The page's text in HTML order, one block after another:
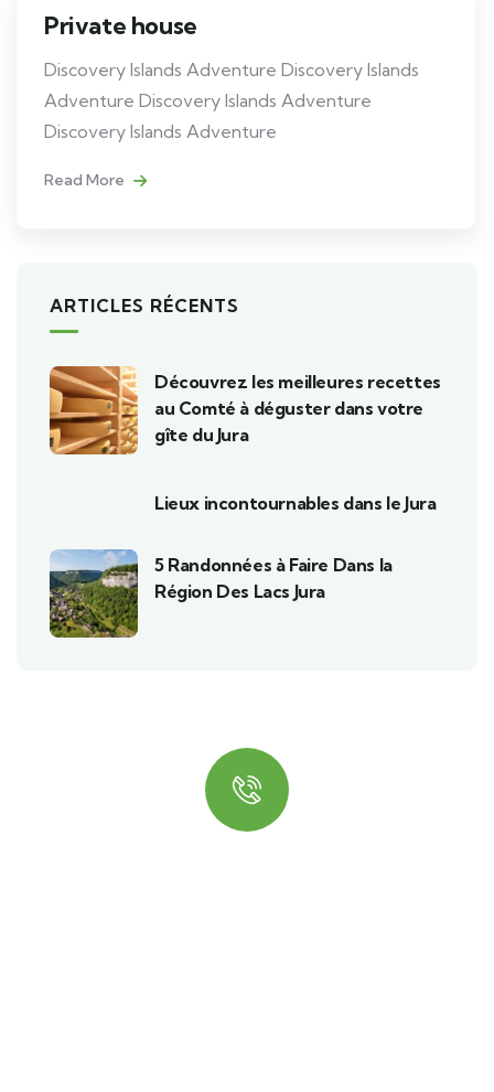
Private house
Discovery Islands Adventure Discovery Islands
Adventure Discovery Islands Adventure
Discovery Islands Adventure
Read More
ARTICLES RÉCENTS
Découvrez les meilleures recettes
au Comté à déguster dans votre
gîte du Jura
Lieux incontournables dans le Jura
5 Randonnées à Faire Dans la
Région Des Lacs Jura